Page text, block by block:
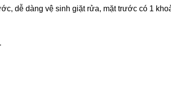
dễ dàng vệ sinh giặt rửa, mặt trước có 1